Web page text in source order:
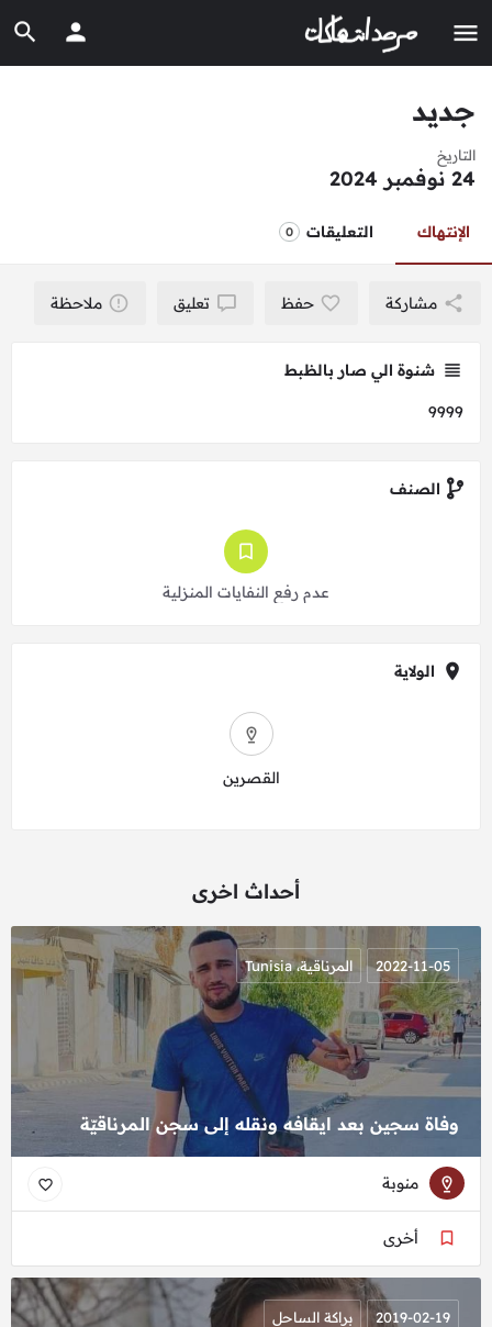
جديد
التاريخ
24 نوفمبر 2024
الإنتهاك التعليقات 0
مشاركة حفظ تعليق ملاحظة
شنوة الي صار بالظبط
9999
الصنف
عدم رفع النفايات المنزلية
الولاية
القصرين
أحداث اخرى
وفاة سجين بعد ايقافه ونقله إلى سجن المرناقيّة
2022-11-05 المرناقية، Tunisia
منوبة
أخرى
2019-02-19 براكة الساحل